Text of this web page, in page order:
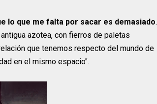
lo que me falta por sacar es demasiado.
azotea, con fierros de paletas
que tenemos respecto del mundo de
en el mismo espacio".